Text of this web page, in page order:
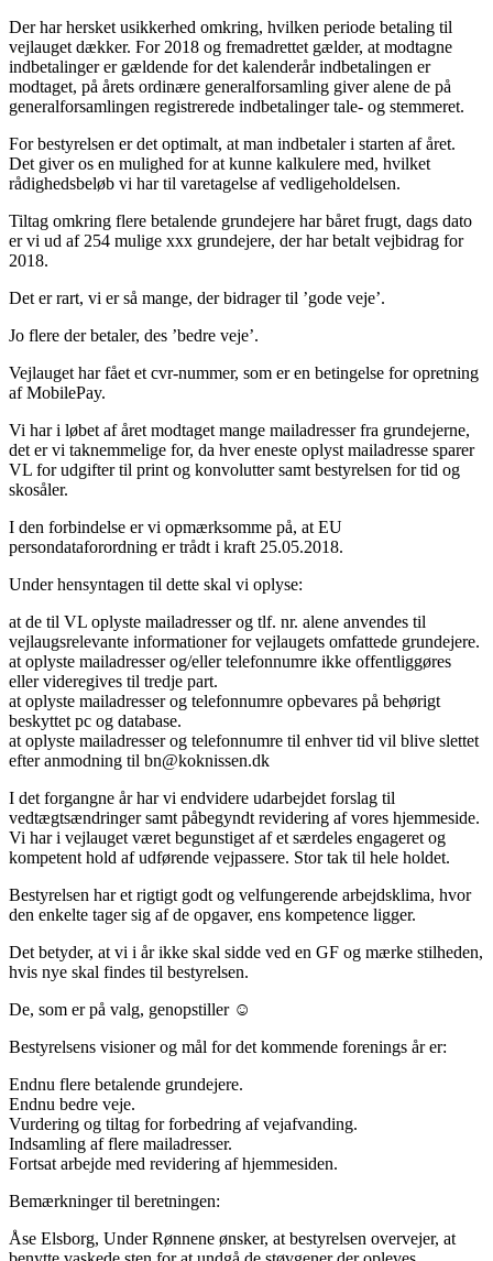
Der har hersket usikkerhed omkring, hvilken periode betaling til
vejlauget dækker. For 2018 og fremadrettet gælder, at modtagne
indbetalinger er gældende for det kalenderår indbetalingen er
modtaget, på årets ordinære generalforsamling giver alene de på
generalforsamlingen registrerede indbetalinger tale- og stemmeret.
For bestyrelsen er det optimalt, at man indbetaler i starten af året.
Det giver os en mulighed for at kunne kalkulere med, hvilket
rådighedsbeløb vi har til varetagelse af vedligeholdelsen.
Tiltag omkring flere betalende grundejere har båret frugt, dags dato
er vi ud af 254 mulige xxx grundejere, der har betalt vejbidrag for
2018.
Det er rart, vi er så mange, der bidrager til ’gode veje’.
Jo flere der betaler, des ’bedre veje’.
Vejlauget har fået et cvr-nummer, som er en betingelse for opretning
af MobilePay.
Vi har i løbet af året modtaget mange mailadresser fra grundejerne,
det er vi taknemmelige for, da hver eneste oplyst mailadresse sparer
VL for udgifter til print og konvolutter samt bestyrelsen for tid og
skosåler.
I den forbindelse er vi opmærksomme på, at EU
persondataforordning er trådt i kraft 25.05.2018.
Under hensyntagen til dette skal vi oplyse:
at de til VL oplyste mailadresser og tlf. nr. alene anvendes til
vejlaugsrelevante informationer for vejlaugets omfattede grundejere.
at oplyste mailadresser og/eller telefonnumre ikke offentliggøres
eller videregives til tredje part.
at oplyste mailadresser og telefonnumre opbevares på behørigt
beskyttet pc og database.
at oplyste mailadresser og telefonnumre til enhver tid vil blive slettet
efter anmodning til bn@koknissen.dk
I det forgangne år har vi endvidere udarbejdet forslag til
vedtægtsændringer samt påbegyndt revidering af vores hjemmeside.
Vi har i vejlauget været begunstiget af et særdeles engageret og
kompetent hold af udførende vejpassere. Stor tak til hele holdet.
Bestyrelsen har et rigtigt godt og velfungerende arbejdsklima, hvor
den enkelte tager sig af de opgaver, ens kompetence ligger.
Det betyder, at vi i år ikke skal sidde ved en GF og mærke stilheden,
hvis nye skal findes til bestyrelsen.
De, som er på valg, genopstiller ☺
Bestyrelsens visioner og mål for det kommende forenings år er:
Endnu flere betalende grundejere.
Endnu bedre veje.
Vurdering og tiltag for forbedring af vejafvanding.
Indsamling af flere mailadresser.
Fortsat arbejde med revidering af hjemmesiden.
Bemærkninger til beretningen:
Åse Elsborg, Under Rønnene ønsker, at bestyrelsen overvejer, at